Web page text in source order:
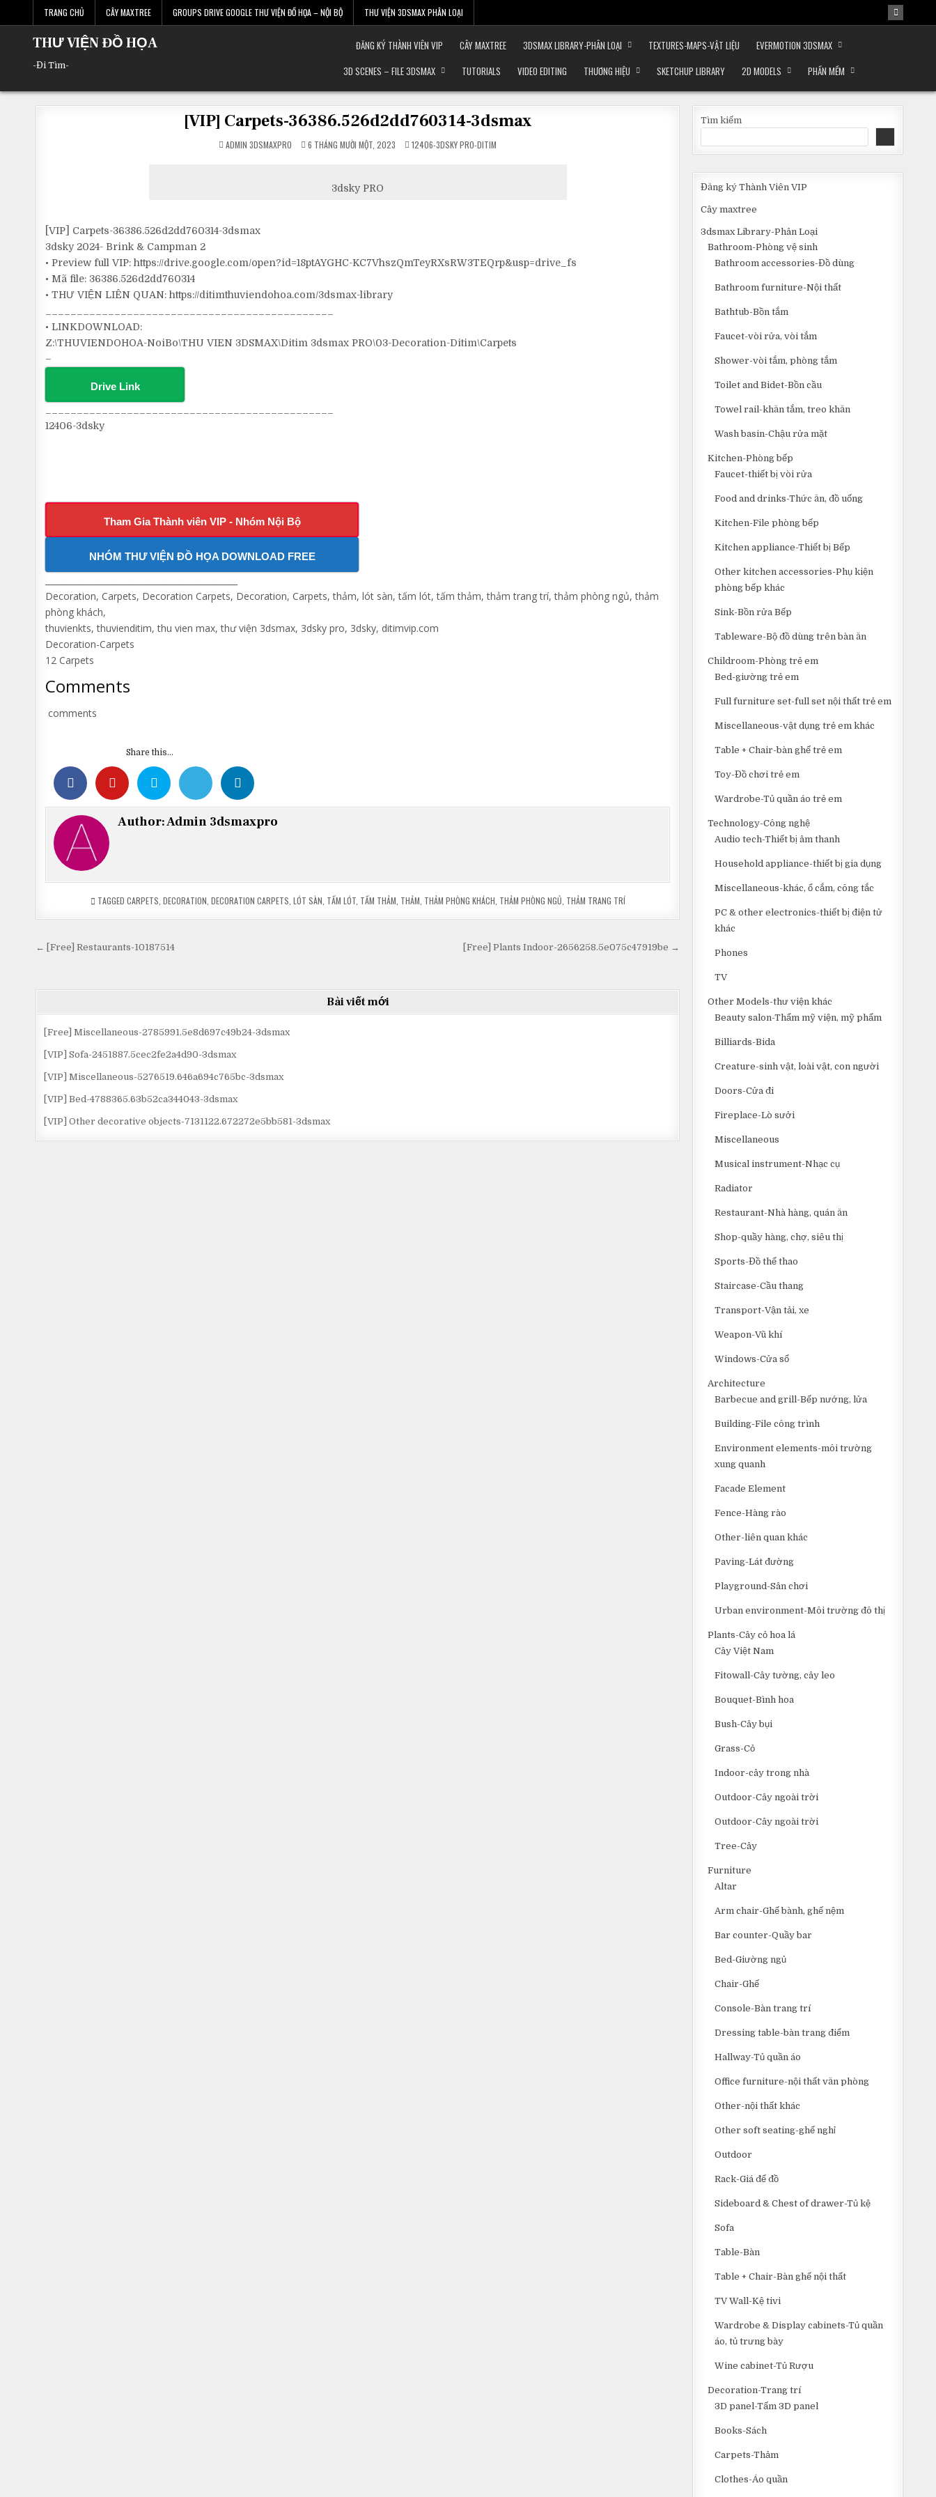
TRANG CHỦ CÂY MAXTREE GROUPS DRIVE GOOGLE THƯ VIỆN ĐỒ HỌA – NỘI BỘ THƯ VIỆN 3DSMAX PHÂN LOẠI
THƯ VIỆN ĐỒ HỌA
-Đi Tìm-
ĐĂNG KÝ THÀNH VIÊN VIP CÂY MAXTREE 3DSMAX LIBRARY-PHÂN LOẠI TEXTURES-MAPS-VẬT LIỆU
EVERMOTION 3DSMAX
3D SCENES – FILE 3DSMAX
TUTORIALS VIDEO EDITING THƯƠNG HIỆU SKETCHUP LIBRARY 2D MODELS PHẦN MỀM
[VIP] Carpets-36386.526d2dd760314-3dsmax
ADMIN 3DSMAXPRO 6 THÁNG MƯỜI MỘT, 2023 POSTED
IN
12406-3DSKY PRO-DITIM
3dsky PRO
[VIP] Carpets-36386.526d2dd760314-3dsmax
3dsky 2024- Brink & Campman 2
• Preview full VIP: https://drive.google.com/open?id=18ptAYGHC-KC7VhszQmTeyRXsRW3TEQrp&usp=drive_fs
• Mã file: 36386.526d2dd760314
• THƯ VIỆN LIÊN QUAN: https://ditimthuviendohoa.com/3dsmax-library
• LINKDOWNLOAD:
Z:\THUVIENDOHOA-NoiBo\THU VIEN 3DSMAX\Ditim 3dsmax PRO\03-Decoration-Ditim\Carpets
–
Drive Link
12406-3dsky
Tham Gia Thành viên VIP - Nhóm Nội Bộ
NHÓM THƯ VIỆN ĐỒ HỌA DOWNLOAD FREE
Decoration, Carpets, Decoration Carpets, Decoration, Carpets, thảm, lót sàn, tấm lót, tấm thảm, thảm trang trí, thảm phòng ngủ, thảm
phòng khách,
thuvienkts, thuvienditim, thu vien max, thư viện 3dsmax, 3dsky pro, 3dsky, ditimvip.com
Decoration-Carpets
12 Carpets
Comments
comments
Share this...
Author:Admin 3dsmaxpro
TAGGED CARPETS DECORATION DECORATION CARPETS LÓT SÀN TẤM LÓT, TẤM THẢM THẢM THẢM PHÒNG KHÁCH THẢM PHÒNG NGỦ THẢM TRANG TRÍ
Điều
bài
viết
[Free] Plants Indoor-2656258.5e075c47919be →
← [Free] Restaurants-10187514
Bài viết mới
[Free] Miscellaneous-2785991.5e8d697c49b24-3dsmax
[VIP] Sofa-2451887.5cec2fe2a4d90-3dsmax
[VIP] Miscellaneous-5276519.646a694c765bc-3dsmax
[VIP] Bed-4788365.63b52ca344043-3dsmax
[VIP] Other decorative objects-7131122.672272e5bb581-3dsmax
Tìm kiếm
Đăng ký Thành Viên VIP
Cây maxtree
3dsmax Library-Phân Loại
Bathroom-Phòng vệ sinh
Bathroom accessories-Đồ dùng
Bathroom furniture-Nội thất
Bathtub-Bồn tắm
Faucet-vòi rửa, vòi tắm
Shower-vòi tắm, phòng tắm
Toilet and Bidet-Bồn cầu
Towel rail-khăn tắm, treo khăn
Wash basin-Chậu rửa mặt
Kitchen-Phòng bếp
Faucet-thiết bị vòi rửa
Food and drinks-Thức ăn, đồ uống
Kitchen-File phòng bếp
Kitchen appliance-Thiết bị Bếp
Other kitchen accessories-Phụ kiện
phòng bếp khác
Sink-Bồn rửa Bếp
Tableware-Bộ đồ dùng trên bàn ăn
Childroom-Phòng trẻ em
Bed-giường trẻ em
Full furniture set-full set nội thất trẻ em
Miscellaneous-vật dụng trẻ em khác
Table + Chair-bàn ghế trẻ em
Toy-Đồ chơi trẻ em
Wardrobe-Tủ quần áo trẻ em
Technology-Công nghệ
Audio tech-Thiết bị âm thanh
Household appliance-thiết bị gia dụng
Miscellaneous-khác, ổ cắm, công tắc
PC & other electronics-thiết bị điện tử
khác
Phones
TV
Other Models-thư viện khác
Beauty salon-Thẩm mỹ viện, mỹ phẩm
Billiards-Bida
Creature-sinh vật, loài vật, con người
Doors-Cửa đi
Fireplace-Lò sưởi
Miscellaneous
Musical instrument-Nhạc cụ
Radiator
Restaurant-Nhà hàng, quán ăn
Shop-quầy hàng, chợ, siêu thị
Sports-Đồ thể thao
Staircase-Cầu thang
Transport-Vận tải, xe
Weapon-Vũ khí
Windows-Cửa sổ
Architecture
Barbecue and grill-Bếp nướng, lửa
Building-File công trình
Environment elements-môi trường
xung quanh
Facade Element
Fence-Hàng rào
Other-liên quan khác
Paving-Lát đường
Playground-Sân chơi
Urban environment-Môi trường đô thị
Plants-Cây cỏ hoa lá
Cây Việt Nam
Fitowall-Cây tường, cây leo
Bouquet-Bình hoa
Bush-Cây bụi
Grass-Cỏ
Indoor-cây trong nhà
Outdoor-Cây ngoài trời
Outdoor-Cây ngoài trời
Tree-Cây
Furniture
Altar
Arm chair-Ghế bành, ghế nệm
Bar counter-Quầy bar
Bed-Giường ngủ
Chair-Ghế
Console-Bàn trang trí
Dressing table-bàn trang điểm
Hallway-Tủ quần áo
Office furniture-nội thất văn phòng
Other-nội thất khác
Other soft seating-ghế nghỉ
Outdoor
Rack-Giá để đồ
Sideboard & Chest of drawer-Tủ kệ
Sofa
Table-Bàn
Table + Chair-Bàn ghế nội thất
TV Wall-Kệ tivi
Wardrobe & Display cabinets-Tủ quần
áo, tủ trưng bày
Wine cabinet-Tủ Rượu
Decoration-Trang trí
3D panel-Tấm 3D panel
Books-Sách
Carpets-Thảm
Clothes-Áo quần